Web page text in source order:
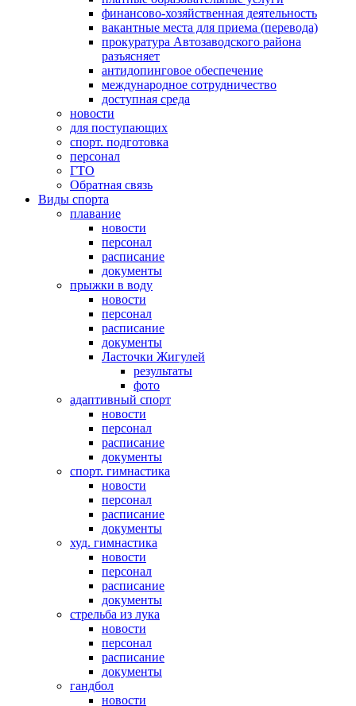
финансово-хозяйственная деятельность
вакантные места для приема (перевода)
прокуратура Автозаводского района
разъясняет
антидопинговое обеспечение
международное сотрудничество
доступная среда
новости
для поступающих
спорт. подготовка
персонал
ГТО
Обратная связь
Виды спорта
плавание
новости
персонал
расписание
документы
прыжки в воду
новости
персонал
расписание
документы
Ласточки Жигулей
результаты
фото
адаптивный спорт
новости
персонал
расписание
документы
спорт. гимнастика
новости
персонал
расписание
документы
худ. гимнастика
новости
персонал
расписание
документы
стрельба из лука
новости
персонал
расписание
документы
гандбол
новости